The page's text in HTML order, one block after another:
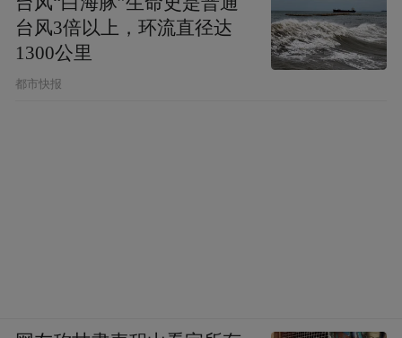
台风3倍以上，环流直径达
1300公里
都市快报